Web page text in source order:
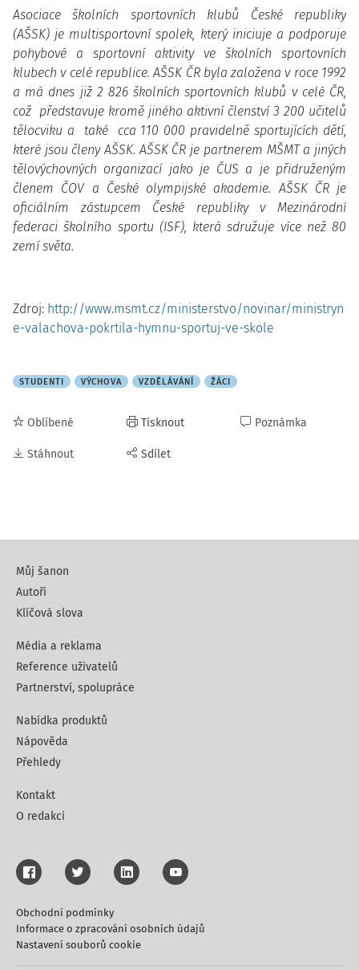
Asociace školních sportovních klubů České republiky
(AŠSK) je multisportovní spolek, který iniciuje a podporuje
pohybové a sportovní aktivity ve školních sportovních
klubech v celé republice. AŠSK ČR byla založena v roce 1992
a má dnes již 2 826 školních sportovních klubů v celé ČR,
což představuje kromě jiného aktivní členství 3 200 učitelů
tělocviku a také cca 110 000 pravidelně sportujících dětí,
které jsou členy AŠSK. AŠSK ČR je partnerem MŠMT a jiných
tělovýchovných organizací jako je ČUS a je přidruženým
členem ČOV a České olympijské akademie. AŠSK ČR je
oficiálním zástupcem České republiky v Mezinárodní
federaci školního sportu (ISF), která sdružuje více než 80
zemí světa.
Zdroj: http://www.msmt.cz/ministerstvo/novinar/ministryn
e-valachova-pokrtila-hymnu-sportuj-ve-skole
STUDENTI VÝCHOVA VZDĚLÁVÁNÍ ŽÁCI
Oblíbené
Stáhnout
Tisknout
Sdílet
Poznámka
Můj šanon
Autoři
Klíčová slova
Média a reklama
Reference uživatelů
Partnerství, spolupráce
Nabídka produktů
Nápověda
Přehledy
Kontakt
O redakci
Obchodní podmínky
Informace o zpracování osobních údajů
Nastavení souborů cookie